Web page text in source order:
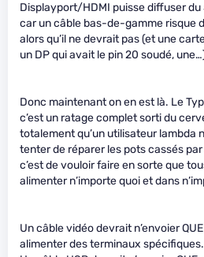
Displayport/HDMI puisse diffuser du
car un câble bas-de-gamme risque
alors qu’il ne devrait pas (et une
un DP qui avait le pin 20 soudé,
Donc maintenant on en est là. Le
c’est un ratage complet sorti du
totalement qu’un utilisateur lambda
tenter de réparer les pots cassés
c’est de vouloir faire en sorte que
alimenter n’importe quoi et dans
Un câble vidéo devrait n’envoier
alimenter des terminaux spécifiques.